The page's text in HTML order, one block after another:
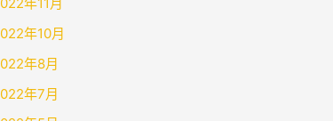
年11月
年10月
年8月
年7月